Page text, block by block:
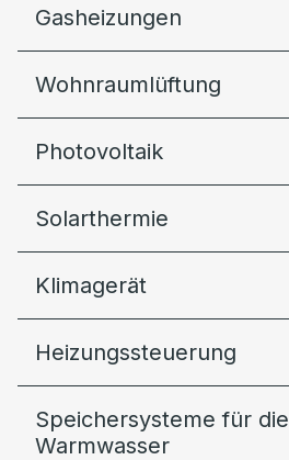
Gasheizungen
Wohnraumlüftung
Photovoltaik
Solarthermie
Klimagerät
Heizungssteuerung
Speichersysteme für die
Warmwasser